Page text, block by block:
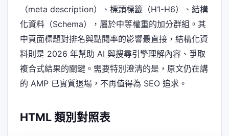
（meta description）、標頭標籤（H1-H6）、結構
化資料（Schema），屬於中等權重的加分群組。其
中頁面標題對排名與點閱率的影響最直接，結構化資
料則是 2026 年幫助 AI 與搜尋引擎理解內容、爭取
複合式結果的關鍵。需要特別澄清的是，原文仍在講
的 AMP 已實質退場，不再值得為 SEO 追求。
HTML 類別對照表